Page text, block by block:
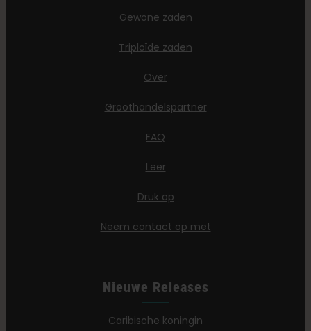
Gewone zaden
Triploïde zaden
Over
Groothandelspartner
FAQ
Leer
Druk op
Neem contact op met
Nieuwe Releases
Caribische koningin